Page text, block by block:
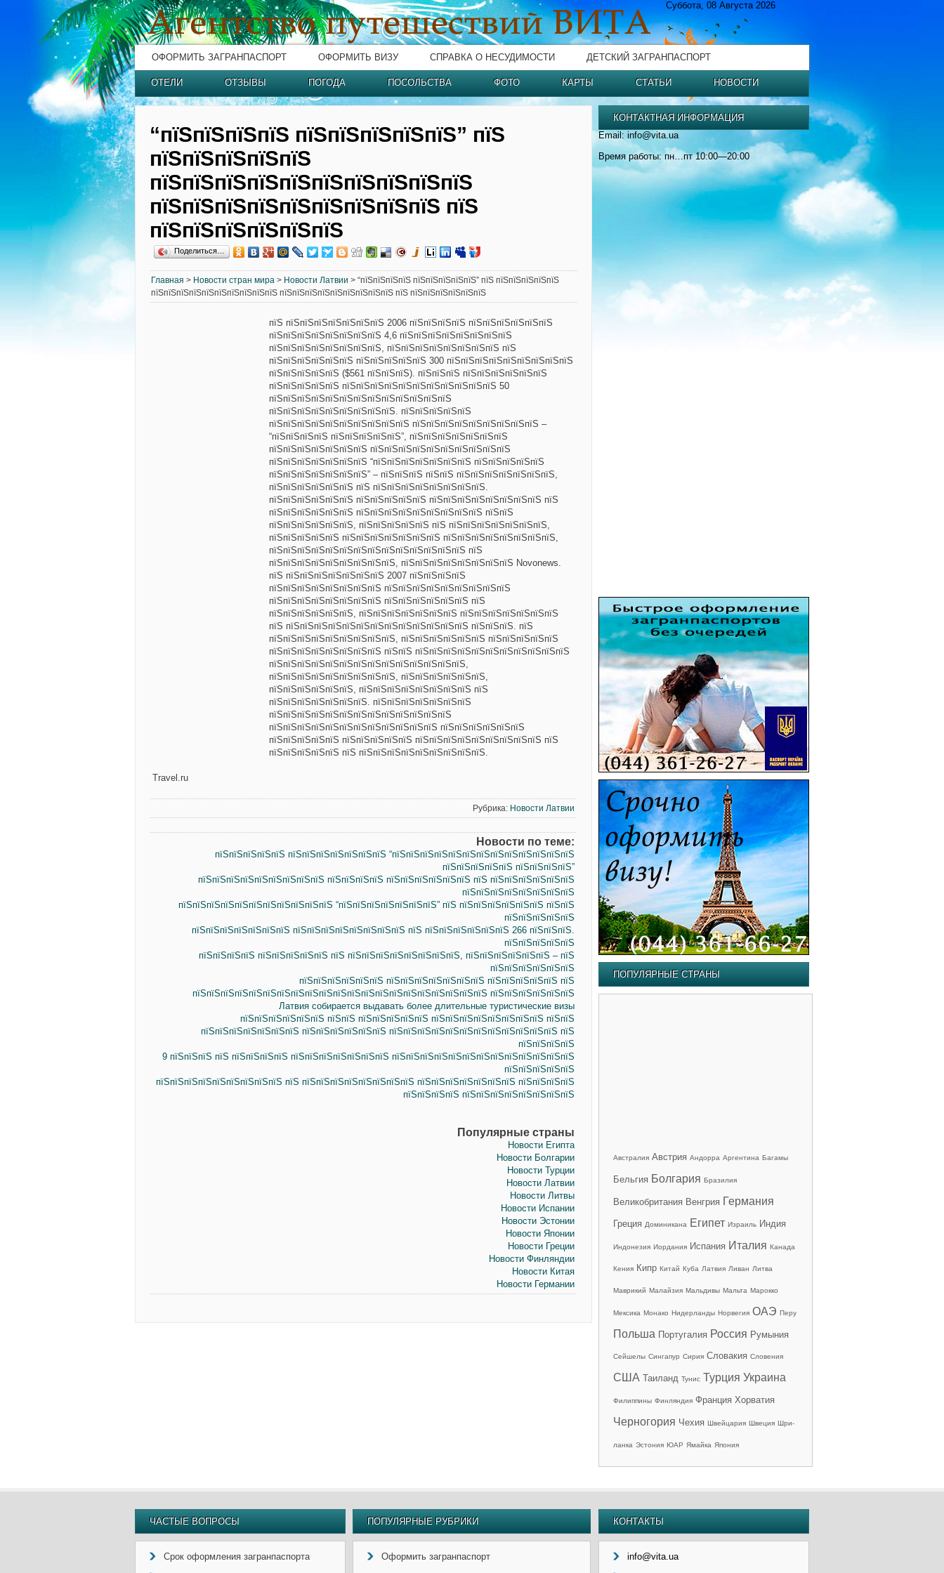
Суббота, 08 Августа 2026
ОФОРМИТЬ ЗАГРАНПАСПОРТ ОФОРМИТЬ ВИЗУ СПРАВКА О НЕСУДИМОСТИ ДЕТСКИЙ ЗАГРАНПАСПОРТ
ОТЕЛИ ОТЗЫВЫ ПОГОДА ПОСОЛЬСТВА ФОТО КАРТЫ СТАТЬИ НОВОСТИ
“пїЅпїЅпїЅпїЅ пїЅпїЅпїЅпїЅпїЅ” пїЅ
пїЅпїЅпїЅпїЅпїЅ
пїЅпїЅпїЅпїЅпїЅпїЅпїЅпїЅпїЅпїЅ
пїЅпїЅпїЅпїЅпїЅпїЅпїЅпїЅпїЅ пїЅ
пїЅпїЅпїЅпїЅпїЅпїЅ
Поделиться…
Главная > Новости стран мира > Новости Латвии > “пїЅпїЅпїЅпїЅ пїЅпїЅпїЅпїЅпїЅ” пїЅ пїЅпїЅпїЅпїЅпїЅ
пїЅпїЅпїЅпїЅпїЅпїЅпїЅпїЅпїЅпїЅ пїЅпїЅпїЅпїЅпїЅпїЅпїЅпїЅпїЅ пїЅ пїЅпїЅпїЅпїЅпїЅпїЅ
пїЅ пїЅпїЅпїЅпїЅпїЅпїЅпїЅ 2006 пїЅпїЅпїЅпїЅ пїЅпїЅпїЅпїЅпїЅпїЅ
пїЅпїЅпїЅпїЅпїЅпїЅпїЅпїЅ 4,6 пїЅпїЅпїЅпїЅпїЅпїЅпїЅпїЅ
пїЅпїЅпїЅпїЅпїЅпїЅпїЅпїЅ, пїЅпїЅпїЅпїЅпїЅпїЅпїЅпїЅ пїЅ
пїЅпїЅпїЅпїЅпїЅпїЅ пїЅпїЅпїЅпїЅпїЅ 300 пїЅпїЅпїЅпїЅпїЅпїЅпїЅпїЅпїЅ
пїЅпїЅпїЅпїЅпїЅ ($561 пїЅпїЅпїЅ). пїЅпїЅпїЅ пїЅпїЅпїЅпїЅпїЅпїЅ
пїЅпїЅпїЅпїЅпїЅ пїЅпїЅпїЅпїЅпїЅпїЅпїЅпїЅпїЅпїЅпїЅ 50
пїЅпїЅпїЅпїЅпїЅпїЅпїЅпїЅпїЅпїЅпїЅпїЅпїЅ
пїЅпїЅпїЅпїЅпїЅпїЅпїЅпїЅпїЅ. пїЅпїЅпїЅпїЅпїЅ
пїЅпїЅпїЅпїЅпїЅпїЅпїЅпїЅпїЅпїЅ пїЅпїЅпїЅпїЅпїЅпїЅпїЅпїЅпїЅ –
“пїЅпїЅпїЅпїЅ пїЅпїЅпїЅпїЅпїЅ”, пїЅпїЅпїЅпїЅпїЅпїЅпїЅ
пїЅпїЅпїЅпїЅпїЅпїЅпїЅ пїЅпїЅпїЅпїЅпїЅпїЅпїЅпїЅпїЅпїЅ
пїЅпїЅпїЅпїЅпїЅпїЅпїЅ “пїЅпїЅпїЅпїЅпїЅпїЅпїЅ пїЅпїЅпїЅпїЅпїЅ
пїЅпїЅпїЅпїЅпїЅпїЅпїЅ” – пїЅпїЅпїЅ пїЅпїЅ пїЅпїЅпїЅпїЅпїЅпїЅпїЅ,
пїЅпїЅпїЅпїЅпїЅпїЅ пїЅ пїЅпїЅпїЅпїЅпїЅпїЅпїЅпїЅ.
пїЅпїЅпїЅпїЅпїЅпїЅ пїЅпїЅпїЅпїЅпїЅ пїЅпїЅпїЅпїЅпїЅпїЅпїЅпїЅ пїЅ
пїЅпїЅпїЅпїЅпїЅпїЅ пїЅпїЅпїЅпїЅпїЅпїЅпїЅпїЅпїЅ пїЅпїЅ
пїЅпїЅпїЅпїЅпїЅпїЅ, пїЅпїЅпїЅпїЅпїЅ пїЅ пїЅпїЅпїЅпїЅпїЅпїЅпїЅ,
пїЅпїЅпїЅпїЅпїЅ пїЅпїЅпїЅпїЅпїЅпїЅпїЅ пїЅпїЅпїЅпїЅпїЅпїЅпїЅпїЅ,
пїЅпїЅпїЅпїЅпїЅпїЅпїЅпїЅпїЅпїЅпїЅпїЅпїЅпїЅ пїЅ
пїЅпїЅпїЅпїЅпїЅпїЅпїЅпїЅпїЅ, пїЅпїЅпїЅпїЅпїЅпїЅпїЅпїЅ Novonews.
пїЅ пїЅпїЅпїЅпїЅпїЅпїЅпїЅ 2007 пїЅпїЅпїЅпїЅ
пїЅпїЅпїЅпїЅпїЅпїЅпїЅпїЅ пїЅпїЅпїЅпїЅпїЅпїЅпїЅпїЅпїЅ
пїЅпїЅпїЅпїЅпїЅпїЅпїЅпїЅ пїЅпїЅпїЅпїЅпїЅпїЅ пїЅ
пїЅпїЅпїЅпїЅпїЅпїЅ, пїЅпїЅпїЅпїЅпїЅпїЅпїЅ пїЅпїЅпїЅпїЅпїЅпїЅпїЅ
пїЅ пїЅпїЅпїЅпїЅпїЅпїЅпїЅпїЅпїЅпїЅпїЅпїЅпїЅ пїЅпїЅпїЅ. пїЅ
пїЅпїЅпїЅпїЅпїЅпїЅпїЅпїЅпїЅ, пїЅпїЅпїЅпїЅпїЅпїЅ пїЅпїЅпїЅпїЅпїЅ
пїЅпїЅпїЅпїЅпїЅпїЅпїЅпїЅ пїЅпїЅ пїЅпїЅпїЅпїЅпїЅпїЅпїЅпїЅпїЅпїЅпїЅ
пїЅпїЅпїЅпїЅпїЅпїЅпїЅпїЅпїЅпїЅпїЅпїЅпїЅпїЅ,
пїЅпїЅпїЅпїЅпїЅпїЅпїЅпїЅпїЅ, пїЅпїЅпїЅпїЅпїЅпїЅ,
пїЅпїЅпїЅпїЅпїЅпїЅ, пїЅпїЅпїЅпїЅпїЅпїЅпїЅпїЅ пїЅ
пїЅпїЅпїЅпїЅпїЅпїЅпїЅ. пїЅпїЅпїЅпїЅпїЅпїЅпїЅ
пїЅпїЅпїЅпїЅпїЅпїЅпїЅпїЅпїЅпїЅпїЅпїЅпїЅ
пїЅпїЅпїЅпїЅпїЅпїЅпїЅпїЅпїЅпїЅпїЅпїЅ пїЅпїЅпїЅпїЅпїЅпїЅ
пїЅпїЅпїЅпїЅпїЅ пїЅпїЅпїЅпїЅпїЅ пїЅпїЅпїЅпїЅпїЅпїЅпїЅпїЅпїЅ пїЅ
пїЅпїЅпїЅпїЅпїЅ пїЅ пїЅпїЅпїЅпїЅпїЅпїЅпїЅпїЅпїЅ.
Travel.ru
Рубрика: Новости Латвии
Новости по теме:
пїЅпїЅпїЅпїЅпїЅ пїЅпїЅпїЅпїЅпїЅпїЅпїЅ “пїЅпїЅпїЅпїЅпїЅпїЅпїЅпїЅпїЅпїЅпїЅпїЅпїЅ
пїЅпїЅпїЅпїЅпїЅ пїЅпїЅпїЅпїЅ”
пїЅпїЅпїЅпїЅпїЅпїЅпїЅпїЅпїЅ пїЅпїЅпїЅпїЅ пїЅпїЅпїЅпїЅпїЅпїЅ пїЅ пїЅпїЅпїЅпїЅпїЅпїЅ
пїЅпїЅпїЅпїЅпїЅпїЅпїЅпїЅ
пїЅпїЅпїЅпїЅпїЅпїЅпїЅпїЅпїЅпїЅпїЅ “пїЅпїЅпїЅпїЅпїЅпїЅпїЅ” пїЅ пїЅпїЅпїЅпїЅпїЅпїЅ пїЅпїЅ
пїЅпїЅпїЅпїЅпїЅ
пїЅпїЅпїЅпїЅпїЅпїЅпїЅ пїЅпїЅпїЅпїЅпїЅпїЅпїЅпїЅ пїЅ пїЅпїЅпїЅпїЅпїЅпїЅ 266 пїЅпїЅпїЅ.
пїЅпїЅпїЅпїЅпїЅ
пїЅпїЅпїЅпїЅ пїЅпїЅпїЅпїЅпїЅ пїЅ пїЅпїЅпїЅпїЅпїЅпїЅпїЅпїЅ, пїЅпїЅпїЅпїЅпїЅпїЅ – пїЅ
пїЅпїЅпїЅпїЅпїЅпїЅ
пїЅпїЅпїЅпїЅпїЅпїЅ пїЅпїЅпїЅпїЅпїЅпїЅпїЅ пїЅпїЅпїЅпїЅпїЅ пїЅ
пїЅпїЅпїЅпїЅпїЅпїЅпїЅпїЅпїЅпїЅпїЅпїЅпїЅпїЅпїЅпїЅпїЅпїЅпїЅпїЅпїЅ пїЅпїЅпїЅпїЅпїЅпїЅ
Латвия собирается выдавать более длительные туристические визы
пїЅпїЅпїЅпїЅпїЅпїЅ пїЅпїЅ пїЅпїЅпїЅпїЅпїЅ пїЅпїЅпїЅпїЅпїЅпїЅпїЅпїЅ пїЅпїЅ
пїЅпїЅпїЅпїЅпїЅпїЅпїЅ пїЅпїЅпїЅпїЅпїЅпїЅ пїЅпїЅпїЅпїЅпїЅпїЅпїЅпїЅпїЅпїЅпїЅпїЅ пїЅ
пїЅпїЅпїЅпїЅ
9 пїЅпїЅпїЅ пїЅ пїЅпїЅпїЅпїЅ пїЅпїЅпїЅпїЅпїЅпїЅпїЅ пїЅпїЅпїЅпїЅпїЅпїЅпїЅпїЅпїЅпїЅпїЅпїЅпїЅ
пїЅпїЅпїЅпїЅпїЅ
пїЅпїЅпїЅпїЅпїЅпїЅпїЅпїЅпїЅ пїЅ пїЅпїЅпїЅпїЅпїЅпїЅпїЅпїЅ пїЅпїЅпїЅпїЅпїЅпїЅпїЅ пїЅпїЅпїЅпїЅ
пїЅпїЅпїЅпїЅ пїЅпїЅпїЅпїЅпїЅпїЅпїЅпїЅ
Популярные страны
Новости Египта
Новости Болгарии
Новости Турции
Новости Латвии
Новости Литвы
Новости Испании
Новости Эстонии
Новости Японии
Новости Греции
Новости Финляндии
Новости Китая
Новости Германии
КОНТАКТНАЯ ИНФОРМАЦИЯ
Email: info@vita.ua
Время работы: пн…пт 10:00—20:00
ПОПУЛЯРНЫЕ СТРАНЫ
Австралия Австрия Андорра Аргентина Багамы
Бельгия Болгария Бразилия
Великобритания Венгрия Германия
Греция Доминикана Египет Израиль Индия
Индонезия Иордания Испания Италия Канада
Кения Кипр Китай Куба Латвия Ливан Литва
Маврикий Малайзия Мальдивы Мальта Марокко
Мексика Монако Нидерланды Норвегия ОАЭ Перу
Польша Португалия Россия Румыния
Сейшелы Сингапур Сирия Словакия Словения
США Таиланд Тунис Турция Украина
Филиппины Финляндия Франция Хорватия
Черногория Чехия Швейцария Швеция Шри-
ланка Эстония ЮАР Ямайка Япония
ЧАСТЫЕ ВОПРОСЫ
Срок оформления загранпаспорта
ПОПУЛЯРНЫЕ РУБРИКИ
Оформить загранпаспорт
КОНТАКТЫ
info@vita.ua